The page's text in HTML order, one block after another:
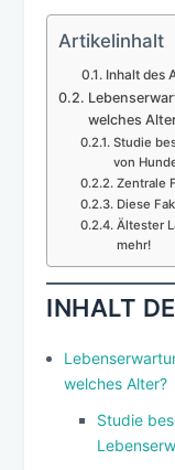
Artikelinhalt
Inhalt des
welches
Studie
von
Zentrale
Diese
Ältester
mehr!
INHALT
welches Alter?
Studie